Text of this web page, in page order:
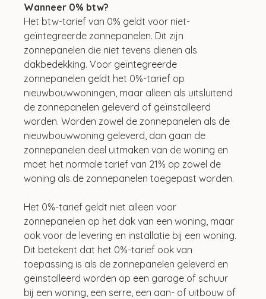
Wanneer 0% btw?
Het btw-tarief van 0% geldt voor niet-
geïntegreerde zonnepanelen. Dit zijn
zonnepanelen die niet tevens dienen als
dakbedekking. Voor geïntegreerde
zonnepanelen geldt het 0%-tarief op
nieuwbouwwoningen, maar alleen als uitsluitend
de zonnepanelen geleverd of geïnstalleerd
worden. Worden zowel de zonnepanelen als de
nieuwbouwwoning geleverd, dan gaan de
zonnepanelen deel uitmaken van de woning en
moet het normale tarief van 21% op zowel de
woning als de zonnepanelen toegepast worden.
Het 0%-tarief geldt niet alleen voor
zonnepanelen op het dak van een woning, maar
ook voor de levering en installatie bij een woning.
Dit betekent dat het 0%-tarief ook van
toepassing is als de zonnepanelen geleverd en
geïnstalleerd worden op een garage of schuur
bij een woning, een serre, een aan- of uitbouw of